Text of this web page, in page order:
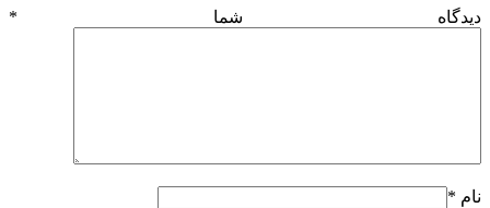
دیدگاه شما *
نام *